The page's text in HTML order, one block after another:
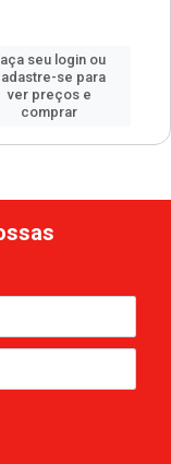
seu login ou
se para
ver preços e
comprar